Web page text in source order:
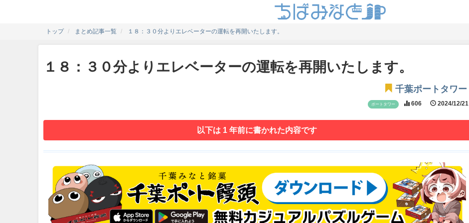
トップ まとめ記事一覧 １８：３０分よりエレベーターの運転を再開いたします。
１８：３０分よりエレベーターの運転を再開いたします。
千葉ポートタワー
ポートタワー 606 2024/12/21
以下は 1 年前に書かれた内容です